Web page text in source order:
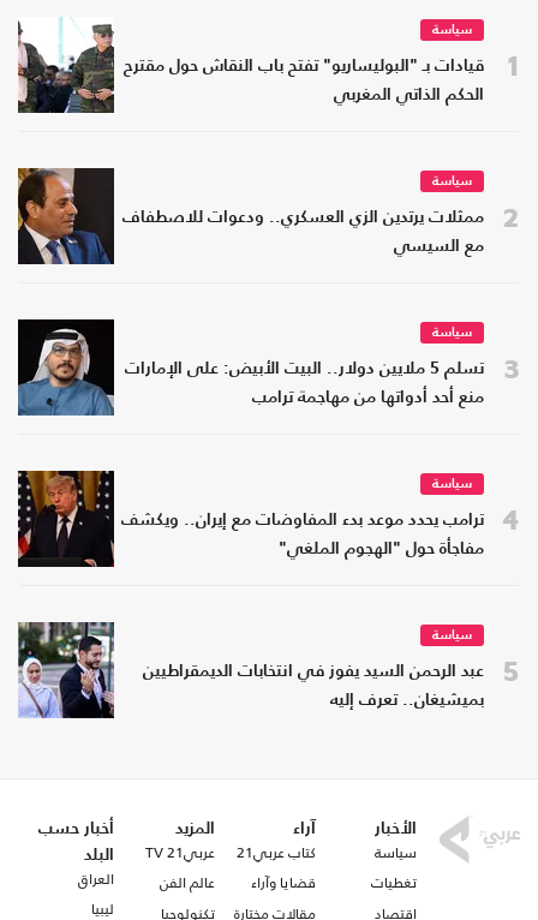
1
سياسة
قيادات بـ "البوليساريو" تفتح باب النقاش حول مقترح
الحكم الذاتي المغربي
2
سياسة
ممثلات يرتدين الزي العسكري.. ودعوات للاصطفاف
مع السيسي
3
سياسة
تسلم 5 ملايين دولار.. البيت الأبيض: على الإمارات
منع أحد أدواتها من مهاجمة ترامب
4
سياسة
ترامب يحدد موعد بدء المفاوضات مع إيران.. ويكشف
مفاجأة حول "الهجوم الملغي"
5
سياسة
عبد الرحمن السيد يفوز في انتخابات الديمقراطيين
بميشيغان.. تعرف إليه
الأخبار
سياسة
تغطيات
اقتصاد
آراء
كتاب عربي21
قضايا وآراء
مقالات مختارة
المزيد
عربي21 TV
عالم الفن
تكنولوجيا
أخبار حسب
البلد
العراق
ليبيا